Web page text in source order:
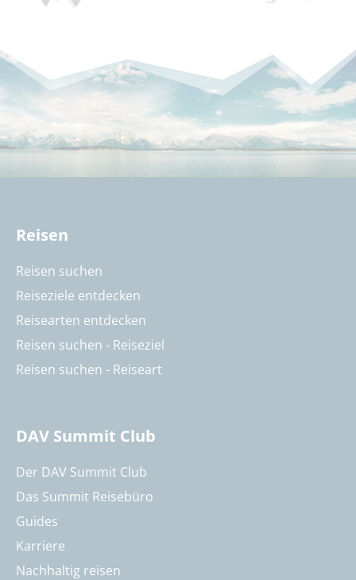
Reisen
Reisen suchen
Reiseziele entdecken
Reisearten entdecken
Reisen suchen - Reiseziel
Reisen suchen - Reiseart
DAV Summit Club
Der DAV Summit Club
Das Summit Reisebüro
Guides
Karriere
Nachhaltig reisen